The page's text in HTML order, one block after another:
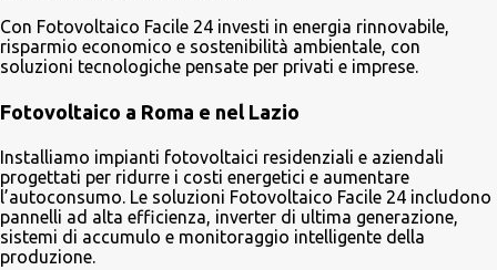
Con Fotovoltaico Facile 24 investi in energia rinnovabile,
risparmio economico e sostenibilità ambientale, con
soluzioni tecnologiche pensate per privati e imprese.
Fotovoltaico a Roma e nel Lazio
Installiamo impianti fotovoltaici residenziali e aziendali
progettati per ridurre i costi energetici e aumentare
l’autoconsumo. Le soluzioni Fotovoltaico Facile 24 includono
pannelli ad alta efficienza, inverter di ultima generazione,
sistemi di accumulo e monitoraggio intelligente della
produzione.